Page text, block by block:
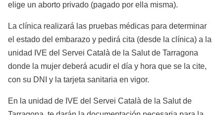
elige un aborto privado (pagado por ella misma).
La clínica realizará las pruebas médicas para determinar
el estado del embarazo y pedirá cita (desde la clínica) a la
unidad IVE del Servei Català de la Salut de Tarragona
donde la mujer deberá acudir el día y hora que se la cite,
con su DNI y la tarjeta sanitaria en vigor.
En la unidad de IVE del Servei Català de la Salut de